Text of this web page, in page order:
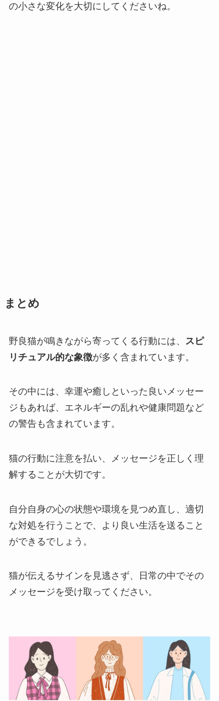
の小さな変化を大切にしてくださいね。
まとめ
野良猫が鳴きながら寄ってくる行動には、 スピ
リチュアル的な象徴が多く含まれています。
その中には、幸運や癒しといった良いメッセー
ジもあれば、エネルギーの乱れや健康問題など
の警告も含まれています。
猫の行動に注意を払い、メッセージを正しく理
解することが大切です。
自分自身の心の状態や環境を見つめ直し、適切
な対処を行うことで、より良い生活を送ること
ができるでしょう。
猫が伝えるサインを見逃さず、日常の中でその
メッセージを受け取ってください。